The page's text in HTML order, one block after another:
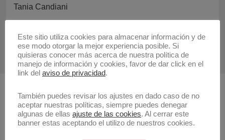
Publicación
anterior:
Tania Candiani
Siguiente
Publicación
siguiente:
Publicidad
Buscar
Buscar
Este sitio utiliza cookies para almacenar información y de
ese modo otorgar la mejor experiencia posible. Si
quisieras conocer más acerca de nuestra política de
manejo de información y cookies, favor de dar click en el
link del aviso de privacidad.
También puedes revisar los ajustes en dado caso de no
aceptar nuestras políticas, siempre puedes denegar
algunas de ellas ajuste de las cookies. Al cerrar este
banner estas aceptando el utilizo de nuestros cookies.